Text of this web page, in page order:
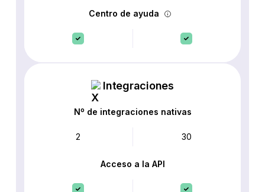
Centro de ayuda
Integraciones
Nº de integraciones nativas
2 30
Acceso a la API